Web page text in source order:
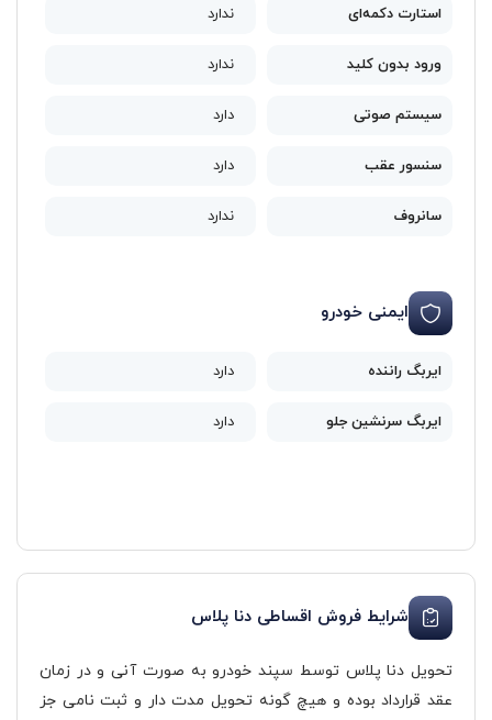
استارت دکمه‌ای ندارد
ورود بدون کلید ندارد
سیستم صوتی دارد
سنسور عقب دارد
سانروف ندارد
ایمنی خودرو
ایربگ راننده دارد
ایربگ سرنشین جلو دارد
شرایط فروش اقساطی دنا پلاس
تحویل دنا پلاس توسط سپند خودرو به صورت آنی و در زمان
عقد قرارداد بوده و هیچ گونه تحویل مدت دار و ثبت نامی جز